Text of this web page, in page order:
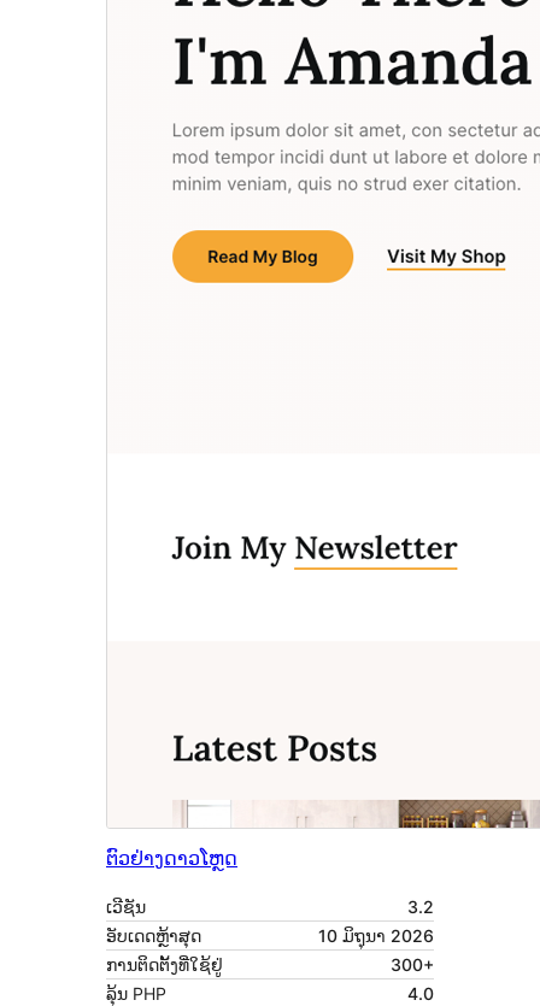
ຕົວຢ່າງດາວໂຫຼດ
ເວີຊັນ
3.2
ອັບເດດຫຼ້າສຸດ
10 ມິຖຸນາ 2026
ການຕິດຕັ້ງທີ່ໃຊ້ຢູ່
300+
ລຸ້ນ PHP
4.0